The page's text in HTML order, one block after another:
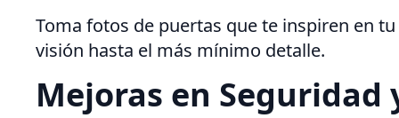
Toma fotos de puertas que te inspiren en
visión hasta el más mínimo detalle.
Mejoras en